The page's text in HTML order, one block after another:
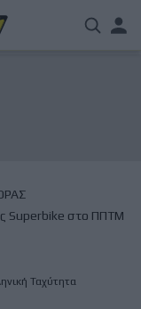
Superbike στο ΠΠΤΜ
Ταχύτητα